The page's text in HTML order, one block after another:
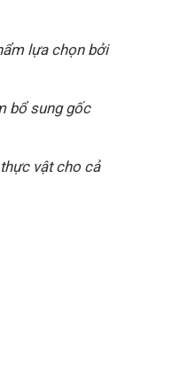
lựa chọn bởi
bổ sung gốc
vật cho cả